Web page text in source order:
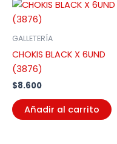
GALLETERÍA
CHOKIS BLACK X 6UND
(3876)
$8.600
Añadir al carrito